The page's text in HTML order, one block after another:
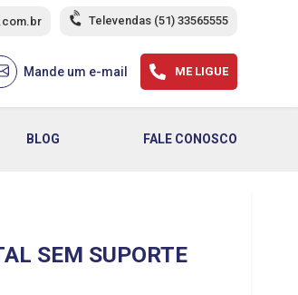
Televendas (51) 33565555
Mande um e-mail ME LIGUE
BLOG FALE CONOSCO
SEM SUPORTE